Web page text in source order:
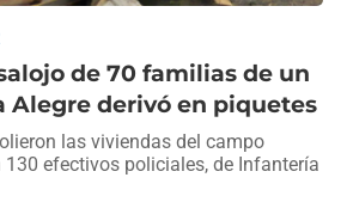
de 70 familias de un
Alegre derivó en piquetes
las viviendas del campo
efectivos policiales, de Infantería